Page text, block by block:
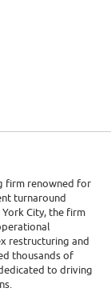
firm renowned for
turnaround
City, the firm
restructuring and
thousands of
to driving